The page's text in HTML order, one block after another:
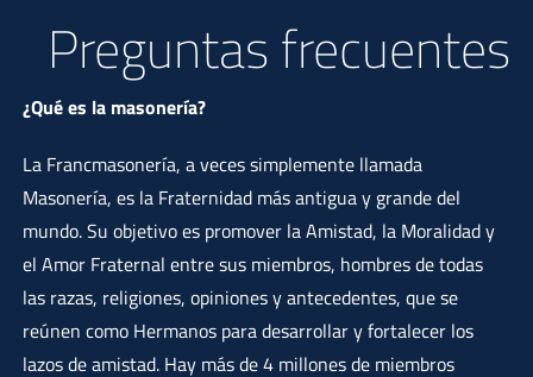
Preguntas frecuentes
¿Qué es la masonería?
La Francmasonería, a veces simplemente llamada
Masonería, es la Fraternidad más antigua y grande del
mundo. Su objetivo es promover la Amistad, la Moralidad y
el Amor Fraternal entre sus miembros, hombres de todas
las razas, religiones, opiniones y antecedentes, que se
reúnen como Hermanos para desarrollar y fortalecer los
lazos de amistad. Hay más de 4 millones de miembros